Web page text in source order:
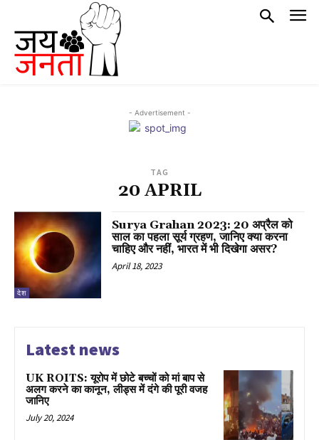
- Advertisement -
TAG
20 APRIL
देश
Surya Grahan 2023: 20 अप्रैल को
साल का पहला सूर्य ग्रहण, जानिए क्या करना
चाहिए और नहीं, भारत में भी दिखेगा असर?
April 18, 2023
Latest news
UK ROITS: यूरोप में छोटे बच्चों को मां बाप से
अलग करने का कानून, लीड्स में दंगे की पूरी वजह
जानिए
July 20, 2024